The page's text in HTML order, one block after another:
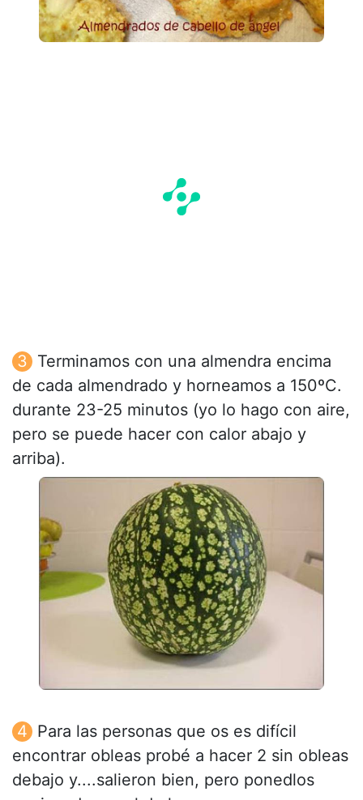
Terminamos con una almendra encima
de cada almendrado y horneamos a 150ºC.
durante 23-25 minutos (yo lo hago con aire,
pero se puede hacer con calor abajo y
arriba).
Para las personas que os es difícil
encontrar obleas probé a hacer 2 sin obleas
debajo y....salieron bien, pero ponedlos